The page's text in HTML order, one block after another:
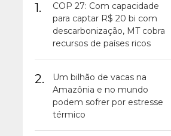
1.
COP 27: Com capacidade
para captar R$ 20 bi com
descarbonização, MT cobra
recursos de países ricos
2.
Um bilhão de vacas na
Amazônia e no mundo
podem sofrer por estresse
térmico